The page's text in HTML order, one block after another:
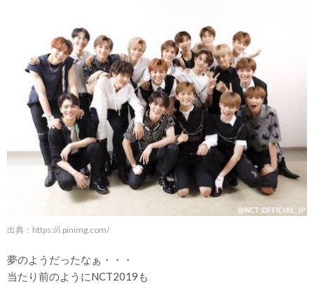
出典： https://i.pinimg.com/
夢のようだったなぁ・・・
当たり前のようにNCT2019も